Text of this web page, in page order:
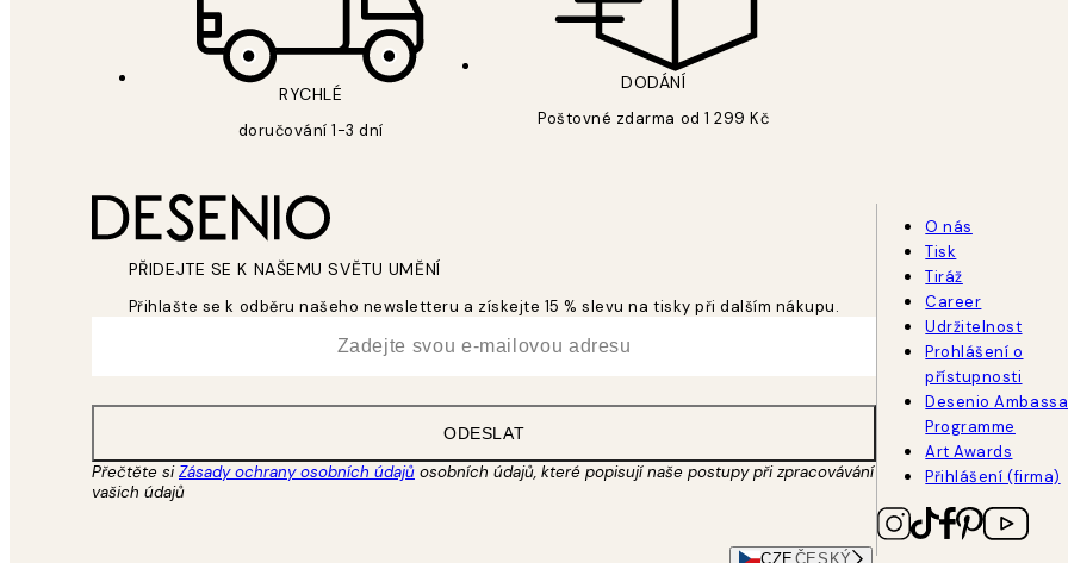
RYCHLÉ
doručování 1-3 dní
DODÁNÍ
Poštovné zdarma od 1 299 Kč
PŘIDEJTE SE K NAŠEMU SVĚTU UMĚNÍ
Přihlašte se k odběru našeho newsletteru a získejte 15 % slevu na tisky při dalším nákupu.
ODESLAT
Přečtěte siZásady ochrany osobních údajů osobních údajů, které popisují naše postupy při zpracovávání
vašich údajů
O nás
Tisk
Tiráž
Career
Udržitelnost
Prohlášení o
přístupnosti
Desenio
Programme
Art Awards
Přihlášení (firma)
CZE ČESKÝ